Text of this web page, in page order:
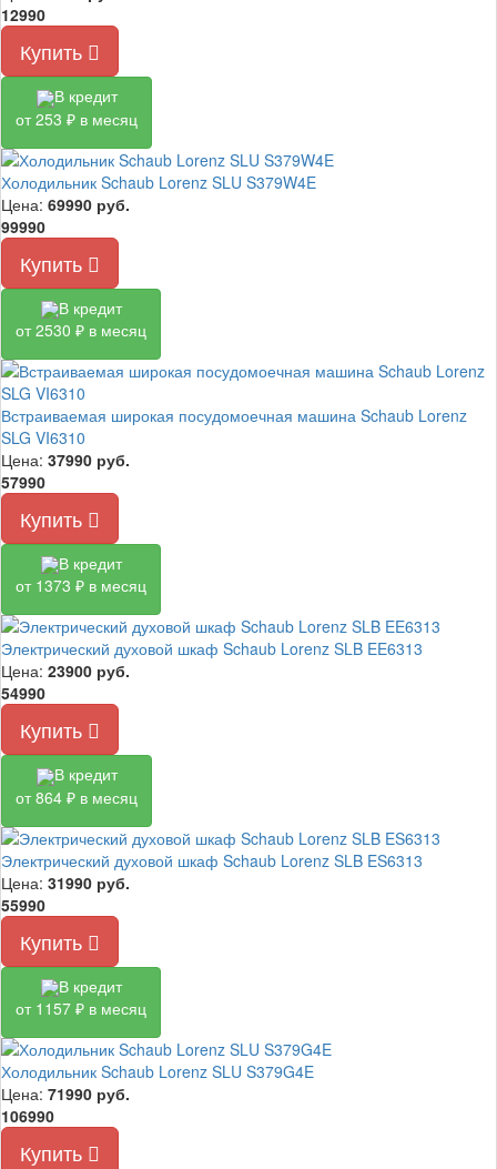
12990
Купить
В кредит
от 253 ₽ в месяц
Холодильник Schaub Lorenz SLU S379W4E
Цена: 69990 руб.
99990
Купить
В кредит
от 2530 ₽ в месяц
Встраиваемая широкая посудомоечная машина Schaub Lorenz
SLG VI6310
Цена: 37990 руб.
57990
Купить
В кредит
от 1373 ₽ в месяц
Электрический духовой шкаф Schaub Lorenz SLB EE6313
Цена: 23900 руб.
54990
Купить
В кредит
от 864 ₽ в месяц
Электрический духовой шкаф Schaub Lorenz SLB ES6313
Цена: 31990 руб.
55990
Купить
В кредит
от 1157 ₽ в месяц
Холодильник Schaub Lorenz SLU S379G4E
Цена: 71990 руб.
106990
Купить